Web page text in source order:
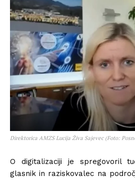
Direktorica AMZS Lucija Živa Sajevec (Foto:
O digitalizaciji je spregovoril
glasnik in raziskovalec na